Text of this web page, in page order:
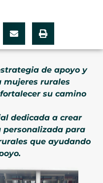
de apoyo y
mujeres rurales
su camino
dedicada a crear
personalizada para
que ayudando